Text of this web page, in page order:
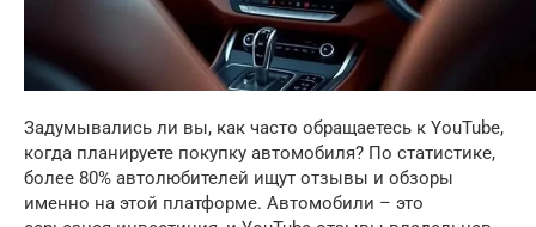
Задумывались ли вы, как часто обращаетесь к YouTube,
когда планируете покупку автомобиля? По статистике,
более 80% автолюбителей ищут отзывы и обзоры
именно на этой платформе. Автомобили – это